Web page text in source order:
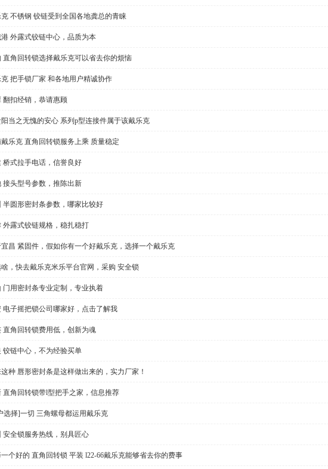
不锈钢 铰链受到全国各地龚总的青睐
港 外露式铰链中心，品质为本
直角回转锁选择戴乐克可以省去你的烦恼
把手锁厂家 和各地用户精诚协作
翻扣经销，恭请惠顾
当之无愧的安心 系列p型连接件属于该戴乐克
乐克 直角回转锁服务上乘 质量稳定
桥式拉手电话，信誉良好
接头型号参数，推陈出新
半圆形密封条参数，哪家比较好
外露式铰链规格，稳扎稳打
宜昌 紧固件，假如你有一个好戴乐克，选择一个戴乐克
，快去戴乐克米乐平台官网，采购 安全锁
门用密封条专业定制，专业执着
电子摇把锁公司哪家好，点击了解我
直角回转锁费用低，创新为魂
铰链中心，不为经验买单
这种 唇形密封条是这样做出来的，实力厂家！
直角回转锁带l型把手之家，信息推荐
选择]一切 三角螺母都运用戴乐克
安全锁服务热线，别具匠心
个好的 直角回转锁 平装 l22-66戴乐克能够省去你的费事